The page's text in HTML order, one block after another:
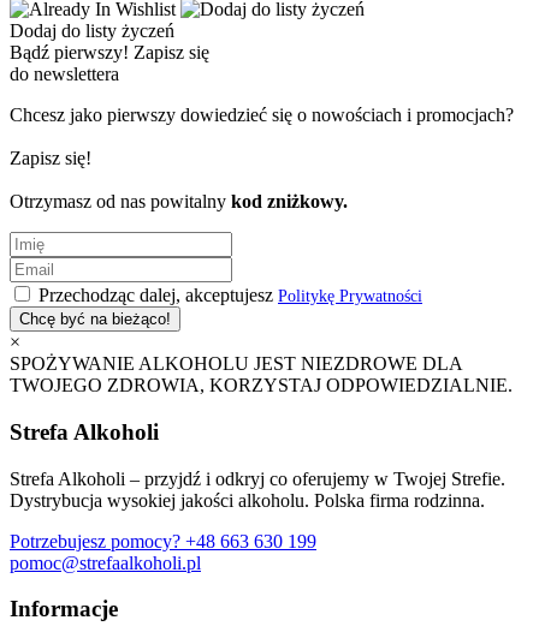
Dodaj do listy życzeń
Bądź pierwszy! Zapisz się
do newslettera
Chcesz jako pierwszy dowiedzieć się o nowościach i promocjach?
Zapisz się!
Otrzymasz od nas powitalny kod zniżkowy.
Przechodząc dalej, akceptujesz Politykę Prywatności
×
SPOŻYWANIE ALKOHOLU JEST NIEZDROWE DLA
TWOJEGO ZDROWIA, KORZYSTAJ ODPOWIEDZIALNIE.
Strefa Alkoholi
Strefa Alkoholi – przyjdź i odkryj co oferujemy w Twojej Strefie.
Dystrybucja wysokiej jakości alkoholu. Polska firma rodzinna.
Potrzebujesz pomocy? +48 663 630 199
pomoc@strefaalkoholi.pl
Informacje